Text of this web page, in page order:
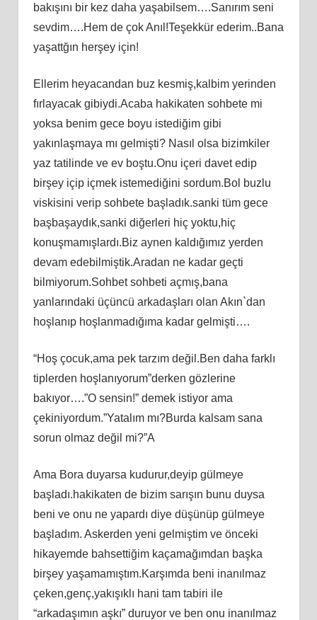
bakışını bir kez daha yaşabilsem….Sanırım seni
sevdim….Hem de çok Anıl!Teşekkür ederim..Bana
yaşattğın herşey için!
Ellerim heyacandan buz kesmiş,kalbim yerinden
fırlayacak gibiydi.Acaba hakikaten sohbete mi
yoksa benim gece boyu istediğim gibi
yakınlaşmaya mı gelmişti? Nasıl olsa bizimkiler
yaz tatilinde ve ev boştu.Onu içeri davet edip
birşey içip içmek istemediğini sordum.Bol buzlu
viskisini verip sohbete başladık.sanki tüm gece
başbaşaydık,sanki diğerleri hiç yoktu,hiç
konuşmamışlardı.Biz aynen kaldığımız yerden
devam edebilmiştik.Aradan ne kadar geçti
bilmiyorum.Sohbet sohbeti açmış,bana
yanlarındaki üçüncü arkadaşları olan Akın`dan
hoşlanıp hoşlanmadığıma kadar gelmişti….
“Hoş çocuk,ama pek tarzım değil.Ben daha farklı
tiplerden hoşlanıyorum”derken gözlerine
bakıyor….”O sensin!” demek istiyor ama
çekiniyordum.”Yatalım mı?Burda kalsam sana
sorun olmaz değil mi?”A
Ama Bora duyarsa kudurur,deyip gülmeye
başladı.hakikaten de bizim sarışın bunu duysa
beni ve onu ne yapardı diye düşünüp gülmeye
başladım. Askerden yeni gelmiştim ve önceki
hikayemde bahsettiğim kaçamağımdan başka
birşey yaşamamıştım.Karşımda beni inanılmaz
çeken,genç,yakışıklı hani tam tabiri ile
“arkadaşımın aşkı” duruyor ve ben onu inanılmaz